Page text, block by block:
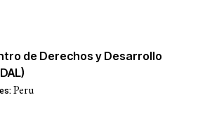
de Derechos y Desarrollo
Peru